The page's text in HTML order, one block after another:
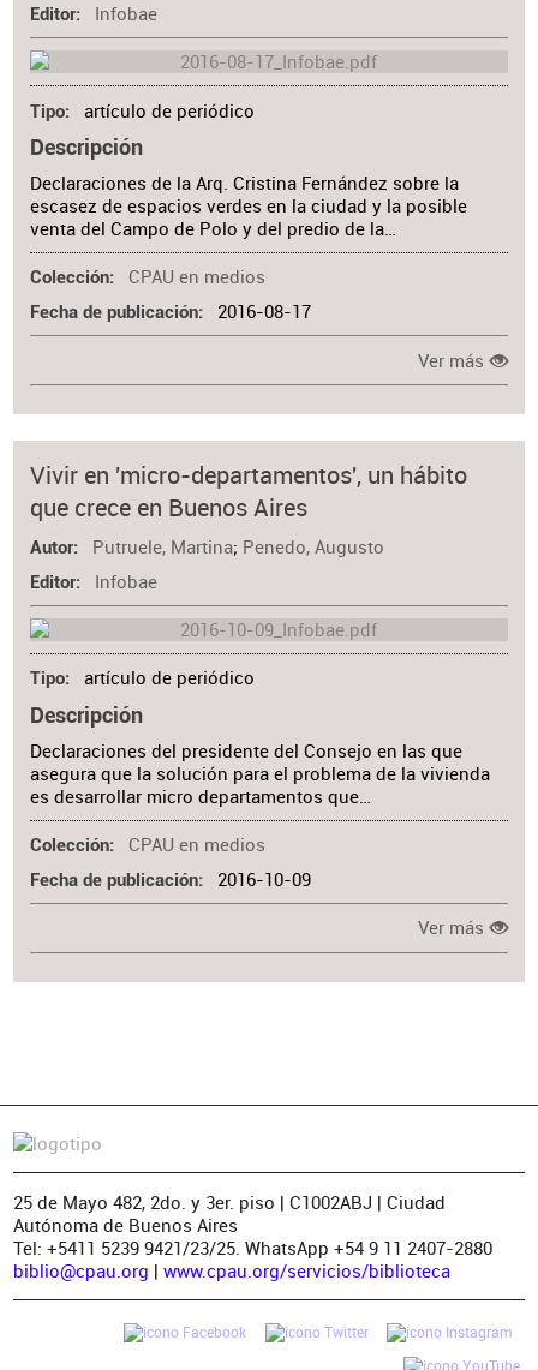
Editor Infobae
Tipo artículo de periódico
Descripción
Declaraciones de la Arq. Cristina Fernández sobre la
escasez de espacios verdes en la ciudad y la posible
venta del Campo de Polo y del predio de la…
Colección CPAU en medios
Fecha de publicación 2016-08-17
Ver más
Vivir en 'micro-departamentos', un hábito
que crece en Buenos Aires
Autor Putruele, Martina; Penedo, Augusto
Editor Infobae
Tipo artículo de periódico
Descripción
Declaraciones del presidente del Consejo en las que
asegura que la solución para el problema de la vivienda
es desarrollar micro departamentos que…
Colección CPAU en medios
Fecha de publicación 2016-10-09
Ver más
25 de Mayo 482, 2do. y 3er. piso | C1002ABJ | Ciudad
Autónoma de Buenos Aires
Tel: +5411 5239 9421/23/25. WhatsApp +54 9 11 2407-2880
biblio@cpau.org | www.cpau.org/servicios/biblioteca